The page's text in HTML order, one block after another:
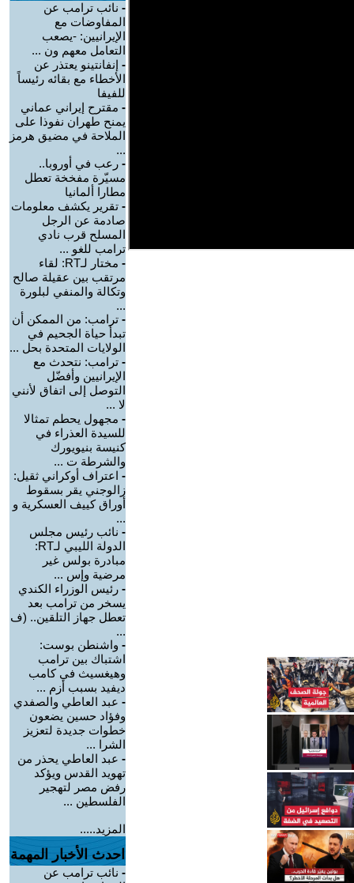
- نائب ترامب عن
المفاوضات مع
الإيرانيين: -يصعب
التعامل معهم ون ...
- إنفانتينو يعتذر عن
الأخطاء مع بقائه رئيساً
للفيفا
- مقترح إيراني عماني
يمنح طهران نفوذا على
الملاحة في مضيق هرمز
...
- رعب في أوروبا..
مسيّرة مفخخة تعطل
مطارا ألمانيا
- تقرير يكشف معلومات
صادمة عن الرجل
المسلح قرب نادي
ترامب للغو ...
-
مختار لـRT: لقاء
مرتقب بين عقيلة صالح
وتكالة والمنفي لبلورة
...
- ترامب: من الممكن أن
تبدأ حياة الجحيم في
الولايات المتحدة بحل ...
- ترامب: نتحدث مع
الإيرانيين وأفضّل
التوصل إلى اتفاق لأنني
لا ...
- مجهول يحطم تمثالا
للسيدة العذراء في
كنيسة بنيويورك
والشرطة ت ...
- اعتراف أوكراني ثقيل:
زالوجني يقر بسقوط
أوراق كييف العسكرية و
...
- نائب رئيس مجلس
الدولة الليبي لـRT:
مبادرة بولس غير
مرضية وإس ...
- رئيس الوزراء الكندي
يسخر من ترامب بعد
تعطل جهاز التلقين.. (ف
...
- واشنطن بوست:
اشتباك بين ترامب
وهيغسيث في كامب
ديفيد بسبب أزم ...
- عبد العاطي والصفدي
وفؤاد حسين يضعون
خطوات جديدة لتعزيز
الشرا ...
- عبد العاطي يحذر من
تهويد القدس ويؤكد
رفض مصر لتهجير
الفلسطين ...
المزيد.....
احدث الأخبار المهمة
- نائب ترامب عن